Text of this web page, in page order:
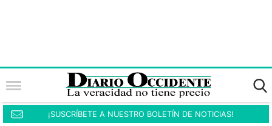
¡SUSCRÍBETE A NUESTRO BOLETÍN DE NOTICIAS!